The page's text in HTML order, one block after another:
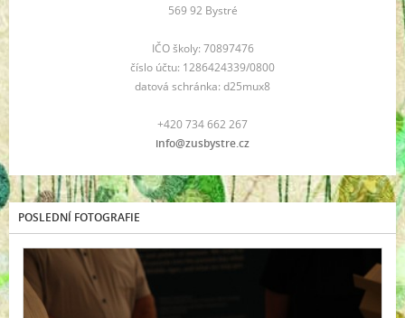
569 92 Bystré
IČO školy: 70897476
číslo účtu: 1286424339/0800
datová schránka: d25mux8
+420 734 662 267
info@zusbystre.cz
POSLEDNÍ FOTOGRAFIE